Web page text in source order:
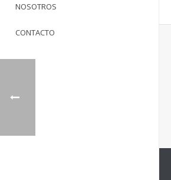
NOSOTROS
CONTACTO